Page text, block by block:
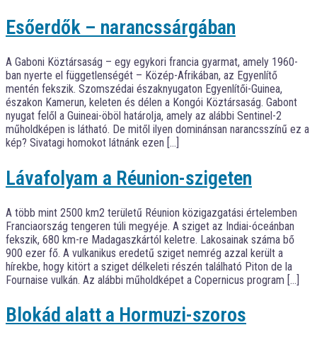
Esőerdők – narancssárgában
A Gaboni Köztársaság – egy egykori francia gyarmat, amely 1960-
ban nyerte el függetlenségét – Közép-Afrikában, az Egyenlítő
mentén fekszik. Szomszédai északnyugaton Egyenlítői-Guinea,
északon Kamerun, keleten és délen a Kongói Köztársaság. Gabont
nyugat felől a Guineai-öböl határolja, amely az alábbi Sentinel-2
műholdképen is látható. De mitől ilyen dominánsan narancsszínű ez a
kép? Sivatagi homokot látnánk ezen […]
Lávafolyam a Réunion-szigeten
A több mint 2500 km2 területű Réunion közigazgatási értelemben
Franciaország tengeren túli megyéje. A sziget az Indiai-óceánban
fekszik, 680 km-re Madagaszkártól keletre. Lakosainak száma bő
900 ezer fő. A vulkanikus eredetű sziget nemrég azzal került a
hírekbe, hogy kitört a sziget délkeleti részén található Piton de la
Fournaise vulkán. Az alábbi műholdképet a Copernicus program […]
Blokád alatt a Hormuzi-szoros